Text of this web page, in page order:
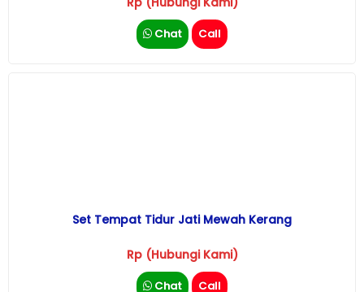
Chat Call
Set Tempat Tidur Jati Mewah Kerang
Rp (Hubungi Kami)
Chat Call